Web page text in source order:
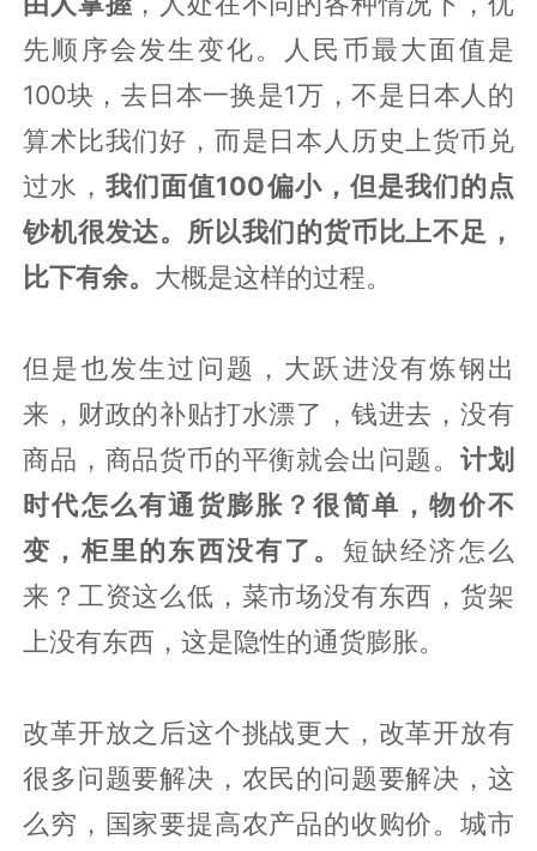
先顺序会发生变化。人民币最大面值是
100块，去日本一换是1万，不是日本人的
算术比我们好，而是日本人历史上货币兑
过水，我们面值100偏小，但是我们的点
钞机很发达。所以我们的货币比上不足，
比下有余。 大概是这样的过程。
但是也发生过问题，大跃进没有炼钢出
来，财政的补贴打水漂了，钱进去，没有
商品，商品货币的平衡就会出问题。计划
时代怎么有通货膨胀？很简单，物价不
变，柜里的东西没有了。 短缺经济怎么
来？工资这么低，菜市场没有东西，货架
上没有东西，这是隐性的通货膨胀。
改革开放之后这个挑战更大，改革开放有
很多问题要解决，农民的问题要解决，这
么穷，国家要提高农产品的收购价。城市